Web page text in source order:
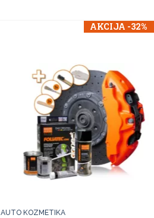
AKCIJA -32%
AUTO KOZMETIKA